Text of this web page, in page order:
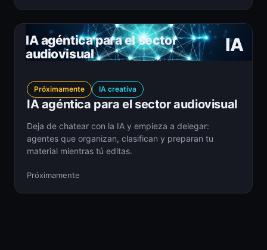
IA
IA agéntica para el sector
audiovisual
Próximamente IA creativa
IA agéntica para el sector audiovisual
Deja de chatear con la IA y empieza a delegar:
agentes que organizan, clasifican y preparan tu
material mientras tú editas.
Próximamente